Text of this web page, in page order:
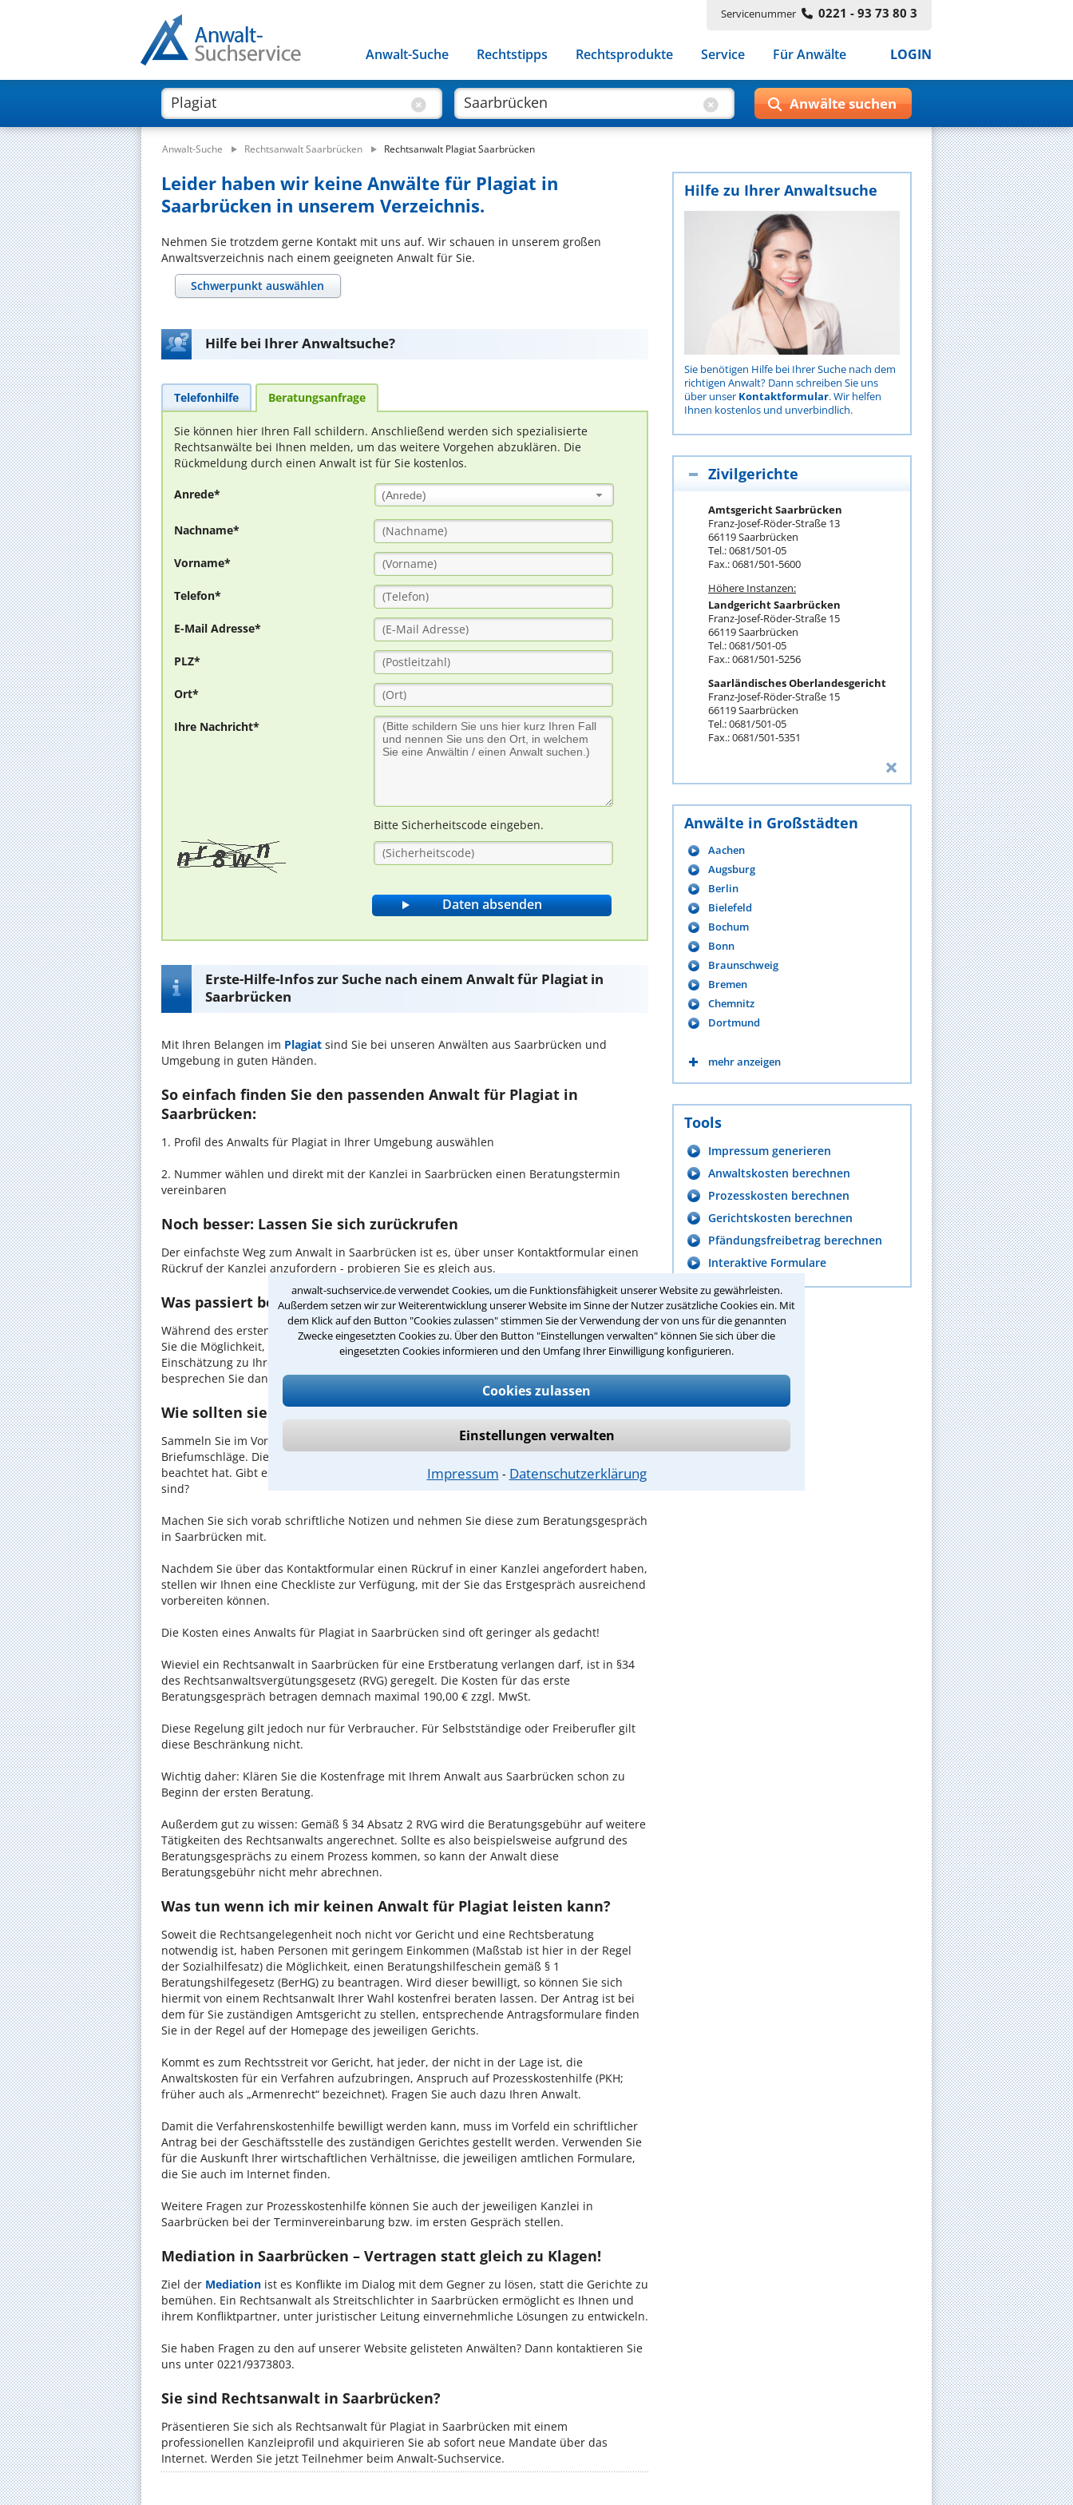
anwalt-suchservice.de verwendet Cookies, um die Funktionsfähigkeit unserer Website zu gewährleisten.
Außerdem setzen wir zur Weiterentwicklung unserer Website im Sinne der Nutzer zusätzliche Cookies ein. Mit
dem Klick auf den Button "Cookies zulassen" stimmen Sie der Verwendung der von uns für die genannten
Zwecke eingesetzten Cookies zu. Über den Button "Einstellungen verwalten" können Sie sich über die
eingesetzten Cookies informieren und den Umfang Ihrer Einwilligung konfigurieren.
Cookies zulassen
Einstellungen verwalten
Impressum ⁃ Datenschutzerklärung
Servicenummer 0221 - 93 73 80 3
Anwalt-Suche Rechtstipps Rechtsprodukte Service Für Anwälte LOGIN
Anwalt-Suche Rechtsanwalt Saarbrücken Rechtsanwalt Plagiat Saarbrücken
Leider haben wir keine Anwälte für Plagiat in
Saarbrücken in unserem Verzeichnis.
Nehmen Sie trotzdem gerne Kontakt mit uns auf. Wir schauen in unserem großen
Anwaltsverzeichnis nach einem geeigneten Anwalt für Sie.
Schwerpunkt auswählen
Hilfe bei Ihrer Anwaltsuche?
Telefonhilfe Beratungsanfrage
Sie können hier Ihren Fall schildern. Anschließend werden sich spezialisierte
Rechtsanwälte bei Ihnen melden, um das weitere Vorgehen abzuklären. Die
Rückmeldung durch einen Anwalt ist für Sie kostenlos.
Anrede* (Anrede)
Nachname*
Vorname*
Telefon*
E-Mail Adresse*
PLZ*
Ort*
Ihre Nachricht*
Bitte Sicherheitscode eingeben.
Erste-Hilfe-Infos zur Suche nach einem Anwalt für Plagiat in
Saarbrücken
Mit Ihren Belangen im Plagiat sind Sie bei unseren Anwälten aus Saarbrücken und
Umgebung in guten Händen.
So einfach finden Sie den passenden Anwalt für Plagiat in
Saarbrücken:
1. Profil des Anwalts für Plagiat in Ihrer Umgebung auswählen
2. Nummer wählen und direkt mit der Kanzlei in Saarbrücken einen Beratungstermin
vereinbaren
Noch besser: Lassen Sie sich zurückrufen
Der einfachste Weg zum Anwalt in Saarbrücken ist es, über unser Kontaktformular einen
Rückruf der Kanzlei anzufordern - probieren Sie es gleich aus.
Was passiert beim anwaltlichen Erstgespräch in Saarbrücken?
Während des ersten Gesprächs mit Ihrem Rechtsanwalt für Plagiat in Saarbrücken haben
Sie die Möglichkeit, in Ruhe den Sachverhalt zu schildern, sodass Sie eine qualifizierte
Einschätzung zu Ihrem Fall und Ihren Erfolgsaussichten erhalten. In diesem Termin
besprechen Sie dann mit Ihrem Anwalt auch die weitere Vorgehensweise in Ihrem Fall.
Wie sollten sie Sich auf den Termin beim Anwalt vorbereiten?
Sammeln Sie im Vorfeld alle Unterlagen wie z.B. Verträge oder Briefe sowie die
Briefumschläge. Diese könnten mitunter Aufschluss darüber geben, ob der Gegner Fristen
beachtet hat. Gibt es Zeugen oder wichtige Adressen, die für den Fall von Bedeutung
sind?
Machen Sie sich vorab schriftliche Notizen und nehmen Sie diese zum Beratungsgespräch
in Saarbrücken mit.
Nachdem Sie über das Kontaktformular einen Rückruf in einer Kanzlei angefordert haben,
stellen wir Ihnen eine Checkliste zur Verfügung, mit der Sie das Erstgespräch ausreichend
vorbereiten können.
Die Kosten eines Anwalts für Plagiat in Saarbrücken sind oft geringer als gedacht!
Wieviel ein Rechtsanwalt in Saarbrücken für eine Erstberatung verlangen darf, ist in §34
des Rechtsanwaltsvergütungsgesetz (RVG) geregelt. Die Kosten für das erste
Beratungsgespräch betragen demnach maximal 190,00 € zzgl. MwSt.
Diese Regelung gilt jedoch nur für Verbraucher. Für Selbstständige oder Freiberufler gilt
diese Beschränkung nicht.
Wichtig daher: Klären Sie die Kostenfrage mit Ihrem Anwalt aus Saarbrücken schon zu
Beginn der ersten Beratung.
Außerdem gut zu wissen: Gemäß § 34 Absatz 2 RVG wird die Beratungsgebühr auf weitere
Tätigkeiten des Rechtsanwalts angerechnet. Sollte es also beispielsweise aufgrund des
Beratungsgesprächs zu einem Prozess kommen, so kann der Anwalt diese
Beratungsgebühr nicht mehr abrechnen.
Was tun wenn ich mir keinen Anwalt für Plagiat leisten kann?
Soweit die Rechtsangelegenheit noch nicht vor Gericht und eine Rechtsberatung
notwendig ist, haben Personen mit geringem Einkommen (Maßstab ist hier in der Regel
der Sozialhilfesatz) die Möglichkeit, einen Beratungshilfeschein gemäß § 1
Beratungshilfegesetz (BerHG) zu beantragen. Wird dieser bewilligt, so können Sie sich
hiermit von einem Rechtsanwalt Ihrer Wahl kostenfrei beraten lassen. Der Antrag ist bei
dem für Sie zuständigen Amtsgericht zu stellen, entsprechende Antragsformulare finden
Sie in der Regel auf der Homepage des jeweiligen Gerichts.
Kommt es zum Rechtsstreit vor Gericht, hat jeder, der nicht in der Lage ist, die
Anwaltskosten für ein Verfahren aufzubringen, Anspruch auf Prozesskostenhilfe (PKH;
früher auch als „Armenrecht“ bezeichnet). Fragen Sie auch dazu Ihren Anwalt.
Damit die Verfahrenskostenhilfe bewilligt werden kann, muss im Vorfeld ein schriftlicher
Antrag bei der Geschäftsstelle des zuständigen Gerichtes gestellt werden. Verwenden Sie
für die Auskunft Ihrer wirtschaftlichen Verhältnisse, die jeweiligen amtlichen Formulare,
die Sie auch im Internet finden.
Weitere Fragen zur Prozesskostenhilfe können Sie auch der jeweiligen Kanzlei in
Saarbrücken bei der Terminvereinbarung bzw. im ersten Gespräch stellen.
Mediation in Saarbrücken – Vertragen statt gleich zu Klagen!
Ziel der Mediation ist es Konflikte im Dialog mit dem Gegner zu lösen, statt die Gerichte zu
bemühen. Ein Rechtsanwalt als Streitschlichter in Saarbrücken ermöglicht es Ihnen und
ihrem Konfliktpartner, unter juristischer Leitung einvernehmliche Lösungen zu entwickeln.
Sie haben Fragen zu den auf unserer Website gelisteten Anwälten? Dann kontaktieren Sie
uns unter 0221/9373803.
Sie sind Rechtsanwalt in Saarbrücken?
Präsentieren Sie sich als Rechtsanwalt für Plagiat in Saarbrücken mit einem
professionellen Kanzleiprofil und akquirieren Sie ab sofort neue Mandate über das
Internet. Werden Sie jetzt Teilnehmer beim Anwalt-Suchservice.
Hilfe zu Ihrer Anwaltsuche
Sie benötigen Hilfe bei Ihrer Suche nach dem
richtigen Anwalt? Dann schreiben Sie uns
über unser Kontaktformular. Wir helfen
Ihnen kostenlos und unverbindlich.
Zivilgerichte
Amtsgericht Saarbrücken
Franz-Josef-Röder-Straße 13
66119 Saarbrücken
Tel.: 0681/501-05
Fax.: 0681/501-5600
Höhere Instanzen:
Landgericht Saarbrücken
Franz-Josef-Röder-Straße 15
66119 Saarbrücken
Tel.: 0681/501-05
Fax.: 0681/501-5256
Saarländisches Oberlandesgericht
Franz-Josef-Röder-Straße 15
66119 Saarbrücken
Tel.: 0681/501-05
Fax.: 0681/501-5351
Anwälte in Großstädten
Aachen
Augsburg
Berlin
Bielefeld
Bochum
Bonn
Braunschweig
Bremen
Chemnitz
Dortmund
mehr anzeigen
Tools
Impressum generieren
Anwaltskosten berechnen
Prozesskosten berechnen
Gerichtskosten berechnen
Pfändungsfreibetrag berechnen
Interaktive Formulare